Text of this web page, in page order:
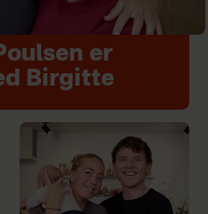
er
Birgitte